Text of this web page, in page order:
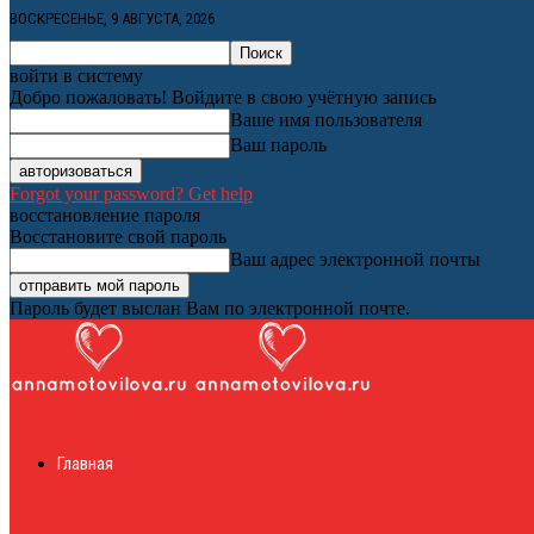
ВОСКРЕСЕНЬЕ, 9 АВГУСТА, 2026
войти в систему
Добро пожаловать! Войдите в свою учётную запись
Ваше имя пользователя
Ваш пароль
Forgot your password? Get help
восстановление пароля
Восстановите свой пароль
Ваш адрес электронной почты
Пароль будет выслан Вам по электронной почте.
Главная